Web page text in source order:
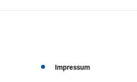
Impressum